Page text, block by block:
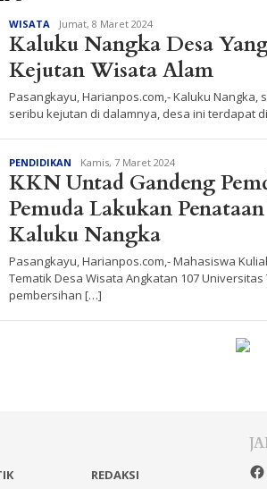
WISATA Redaksi
Jumat, 8 Maret 2024
Kaluku Nangka Desa
Kejutan Wisata Alam
Pasangkayu, Harianpos.com,- Kaluku Nangka,
seribu kejutan di dalamnya, desa ini terdapat
PENDIDIKAN Redaksi
Kamis, 7 Maret 2024
KKN Untad Gandeng
Pemuda Lakukan
Kaluku Nangka
Pasangkayu, Harianpos.com,- Mahasiswa
Tematik Desa Wisata Angkatan 107
pembersihan […]
REDAKSI